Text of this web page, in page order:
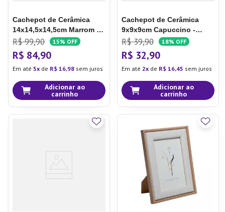
Cachepot de Cerâmica
14x14,5x14,5cm Marrom -
Hub.me
R$ 99,90 15% OFF
R$ 84,90
Em até 5 de R$ 16,98 sem juros
Adicionar ao
carrinho
Cachepot de Cerâmica
9x9x9cm Capuccino -
Hub.me
R$ 39,90 18% OFF
R$ 32,90
Em até 2 de R$ 16,45 sem juros
Adicionar ao
carrinho